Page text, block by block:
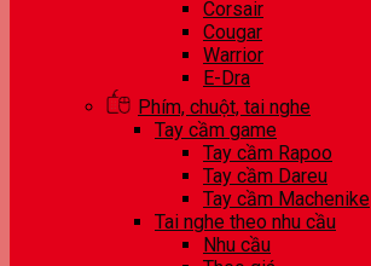
Corsair
Cougar
Warrior
E-Dra
Phím, chuột, tai nghe
Tay cầm game
Tay cầm Rapoo
Tay cầm Dareu
Tay cầm Machenike
Tai nghe theo nhu cầu
Nhu cầu